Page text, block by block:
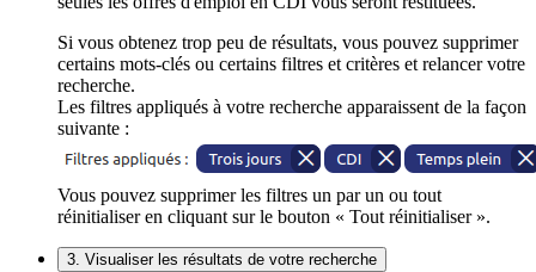
Si vous obtenez trop peu de résultats, vous pouvez supprimer
certains mots-clés ou certains filtres et critères et relancer votre
recherche.
Les filtres appliqués à votre recherche apparaissent de la façon
suivante :
Vous pouvez supprimer les filtres un par un ou tout
réinitialiser en cliquant sur le bouton « Tout réinitialiser ».
3. Visualiser les résultats de votre recherche